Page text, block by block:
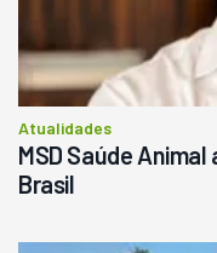
Atualidades
MSD Saúde
Brasil